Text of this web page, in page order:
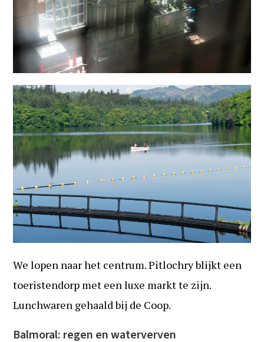
We lopen naar het centrum. Pitlochry blijkt een
toeristendorp met een luxe markt te zijn.
Lunchwaren gehaald bij de Coop.
Balmoral: regen en waterverven